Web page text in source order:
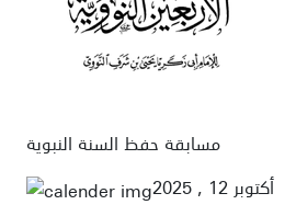
مسابقة حفظ السنة النبوية
أكتوبر 12 , 2025